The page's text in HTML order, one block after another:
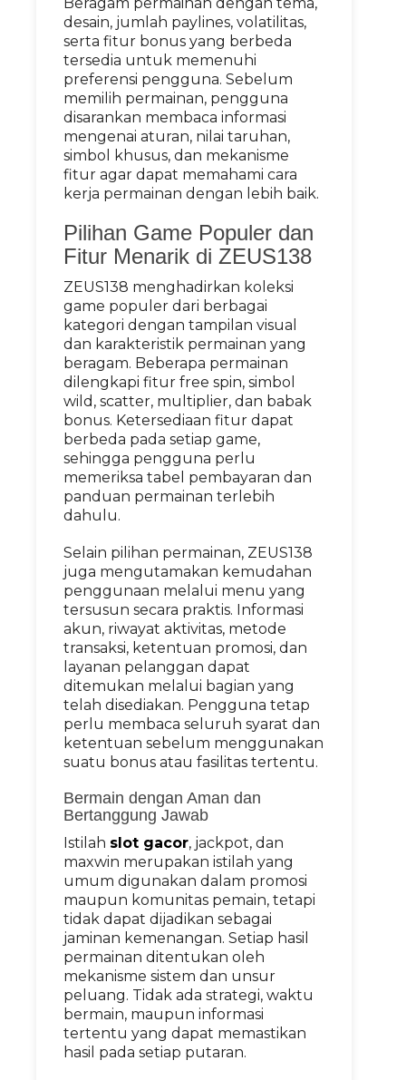
Beragam permainan dengan tema,
desain, jumlah paylines, volatilitas,
serta fitur bonus yang berbeda
tersedia untuk memenuhi
preferensi pengguna. Sebelum
memilih permainan, pengguna
disarankan membaca informasi
mengenai aturan, nilai taruhan,
simbol khusus, dan mekanisme
fitur agar dapat memahami cara
kerja permainan dengan lebih baik.
Pilihan Game Populer dan
Fitur Menarik di ZEUS138
ZEUS138 menghadirkan koleksi
game populer dari berbagai
kategori dengan tampilan visual
dan karakteristik permainan yang
beragam. Beberapa permainan
dilengkapi fitur free spin, simbol
wild, scatter, multiplier, dan babak
bonus. Ketersediaan fitur dapat
berbeda pada setiap game,
sehingga pengguna perlu
memeriksa tabel pembayaran dan
panduan permainan terlebih
dahulu.
Selain pilihan permainan, ZEUS138
juga mengutamakan kemudahan
penggunaan melalui menu yang
tersusun secara praktis. Informasi
akun, riwayat aktivitas, metode
transaksi, ketentuan promosi, dan
layanan pelanggan dapat
ditemukan melalui bagian yang
telah disediakan. Pengguna tetap
perlu membaca seluruh syarat dan
ketentuan sebelum menggunakan
suatu bonus atau fasilitas tertentu.
Bermain dengan Aman dan
Bertanggung Jawab
Istilah slot gacor, jackpot, dan
maxwin merupakan istilah yang
umum digunakan dalam promosi
maupun komunitas pemain, tetapi
tidak dapat dijadikan sebagai
jaminan kemenangan. Setiap hasil
permainan ditentukan oleh
mekanisme sistem dan unsur
peluang. Tidak ada strategi, waktu
bermain, maupun informasi
tertentu yang dapat memastikan
hasil pada setiap putaran.